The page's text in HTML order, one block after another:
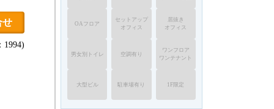
せ
1994)
OAフロア
セットアップ
オフィス
居抜き
オフィス
男女別トイレ 空調有り
ワンフロア
ワンテナント
大型ビル 駐車場有り 1F限定